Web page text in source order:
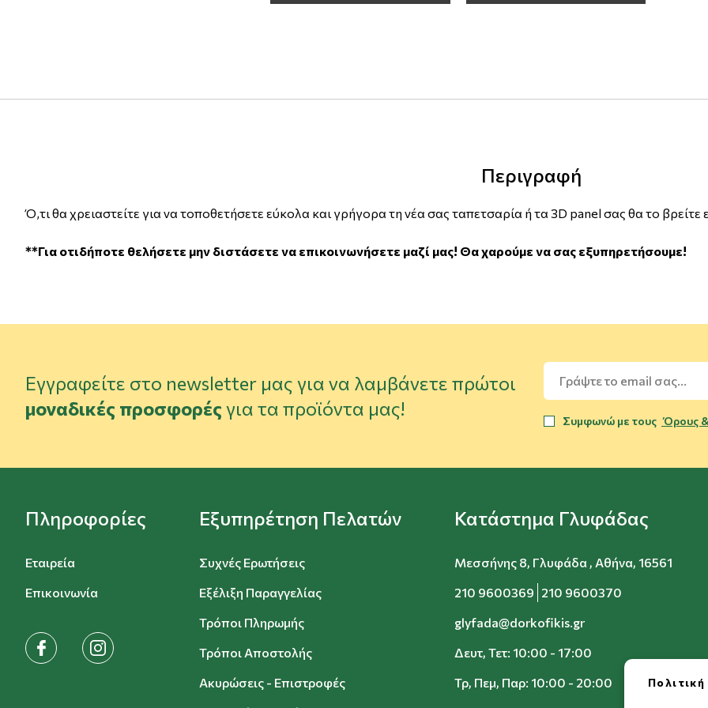
Περιγραφή
Ό,τι θα χρειαστείτε για να τοποθετήσετε εύκολα και γρήγορα τη νέα σας ταπετσαρία ή τα 3D panel σας θα το βρείτε
**Για οτιδήποτε θελήσετε μην διστάσετε να επικοινωνήσετε μαζί μας! Θα χαρούμε να σας εξυπηρετήσουμε!
Εγγραφείτε στο newsletter μας για να λαμβάνετε πρώτοι
μοναδικές προσφορές για τα προϊόντα μας!
Συμφωνώ με τους Όρους
Πληροφορίες
Εταιρεία
Επικοινωνία
facebook instagram
Εξυπηρέτηση Πελατών
Συχνές Ερωτήσεις
Εξέλιξη Παραγγελίας
Τρόποι Πληρωμής
Τρόποι Αποστολής
Ακυρώσεις - Επιστροφές
Κατάστημα Γλυφάδας
Μεσσήνης 8, Γλυφάδα , Αθήνα, 16561
210 9600369 210 9600370
glyfada@dorkofikis.gr
Δευτ, Τετ: 10:00 - 17:00
Τρ, Πεμ, Παρ: 10:00 - 20:00